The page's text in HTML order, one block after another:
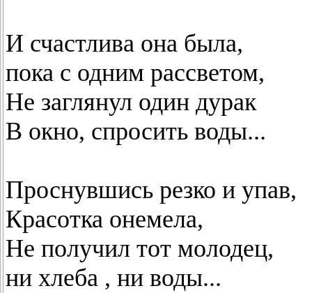
И счастлива она была,
пока с одним рассветом,
Не заглянул один дурак
В окно, спросить воды...
Проснувшись резко и упав,
Красотка онемела,
Не получил тот молодец,
ни хлеба , ни воды...